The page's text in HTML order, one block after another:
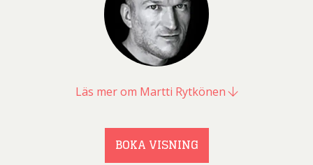
Läs mer om Martti Rytkönen
BOKA VISNING